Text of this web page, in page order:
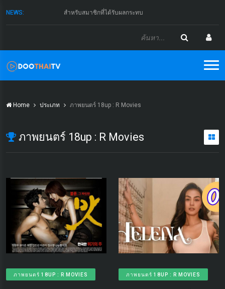
NEWS: สำหรับสมาชิกที่ได้รับผลกระทบ
Home ประเภท ภาพยนตร์ 18up : R Movies
ภาพยนตร์ 18up : R Movies
ภาพยนตร์ 18UP : R MOVIES ภาพยนตร์ 18UP : R MOVIES